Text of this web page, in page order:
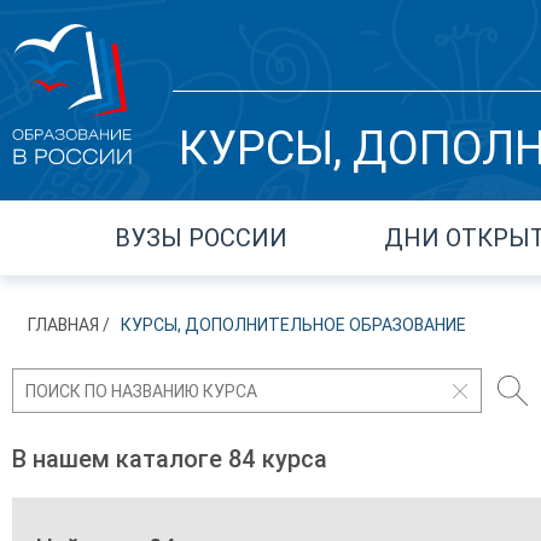
КУРСЫ,
ВУЗЫ РОССИИ ДНИ
ГЛАВНАЯ КУРСЫ, ДОПОЛНИТЕЛЬНОЕ ОБРАЗОВАНИЕ
В нашем каталоге 84 курса